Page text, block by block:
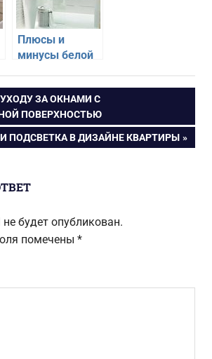
Плюсы и
минусы белой
ванной
комнате
ЗА ОКНАМИ С
ПОВЕРХНОСТЬЮ
ПОДСВЕТКА В ДИЗАЙНЕ КВАРТИРЫ
будет опубликован.
помечены *